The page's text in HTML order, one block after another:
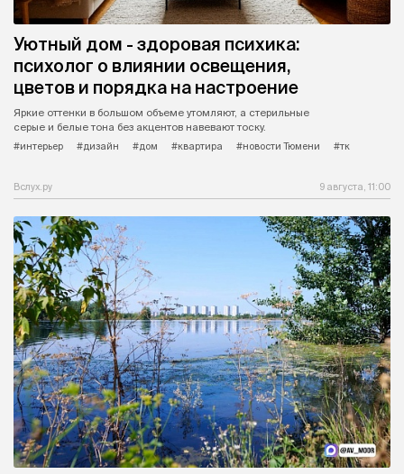
Уютный дом - здоровая психика:
психолог о влиянии освещения,
цветов и порядка на настроение
Яркие оттенки в большом объеме утомляют, а стерильные
серые и белые тона без акцентов навевают тоску.
#интерьер
#дизайн #дом #квартира #новости Тюмени #тк
Вслух.ру 9 августа, 11:00